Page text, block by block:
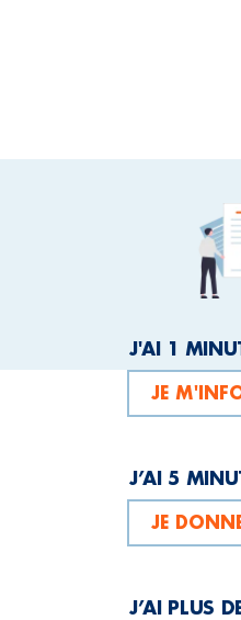
J'AI 1
JE
J’AI 5
JE
J’AI PLUS